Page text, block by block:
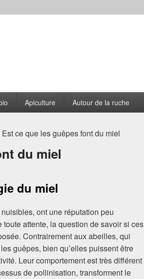
Cantou
Apiculture Autour de la ruche
Est ce que les guêpes font du miel
du miel
du miel
ont une réputation peu
attente, la question de savoir si ces
Contrairement aux abeilles, qui
guêpes, bien qu’elles puissent être
Leur comportement est très différent
de pollinisation, transforment le